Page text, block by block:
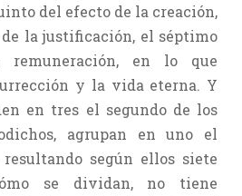
del efecto de la creación,
la justificación, el séptimo
en lo que
y la vida eterna. Y
en tres el segundo de los
agrupan en uno el
según ellos siete
se dividan, no tiene